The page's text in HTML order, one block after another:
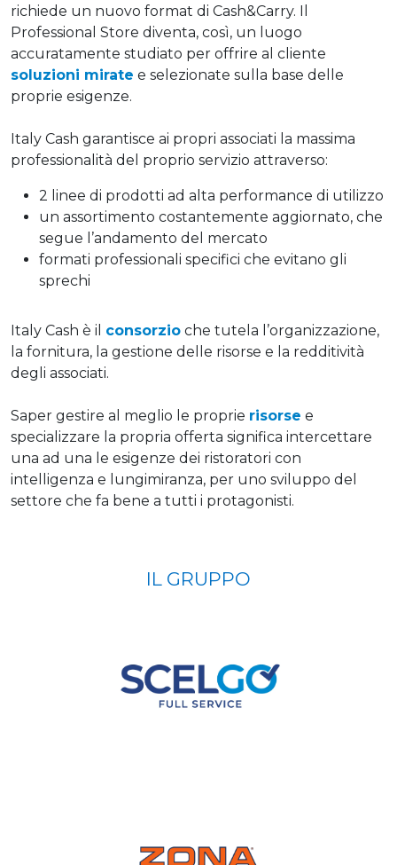
richiede un nuovo format di Cash&Carry. Il
Professional Store diventa, così, un luogo
accuratamente studiato per offrire al cliente
soluzioni mirate e selezionate sulla base delle
proprie esigenze.
Italy Cash garantisce ai propri associati la massima
professionalità del proprio servizio attraverso:
2 linee di prodotti ad alta performance di utilizzo
un assortimento costantemente aggiornato, che
segue l’andamento del mercato
formati professionali specifici che evitano gli
sprechi
Italy Cash è il consorzio che tutela l’organizzazione,
la fornitura, la gestione delle risorse e la redditività
degli associati.
Saper gestire al meglio le proprie risorse e
specializzare la propria offerta significa intercettare
una ad una le esigenze dei ristoratori con
intelligenza e lungimiranza, per uno sviluppo del
settore che fa bene a tutti i protagonisti.
IL GRUPPO